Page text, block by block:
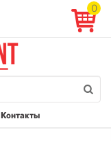
0
Контакты